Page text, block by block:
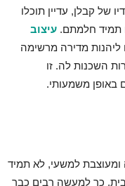
של קבלן, עדיין תוכלו
תמיד חלמתם. עיצוב
ליהנות מדירה מרשימה
השכנות לה. זו
משמעותי.
ומעוצבת למשעי, לא תמיד
כך למעשה רבים כבר